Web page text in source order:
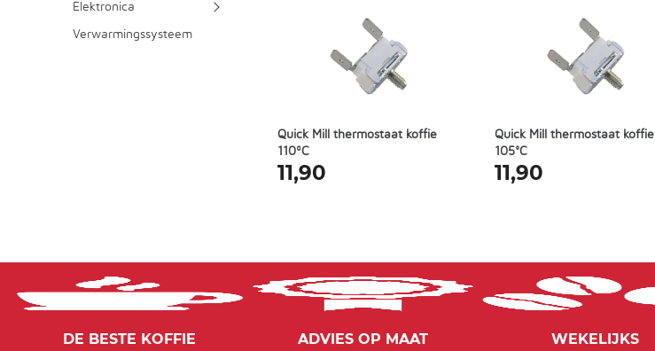
Elektronica
Verwarmingssysteem
Quick Mill thermostaat koffie
110ºC
11,90
Quick Mill thermostaat koffie
105°C
11,90
DE BESTE KOFFIE
ADVIES OP MAAT
WEKELIJKS